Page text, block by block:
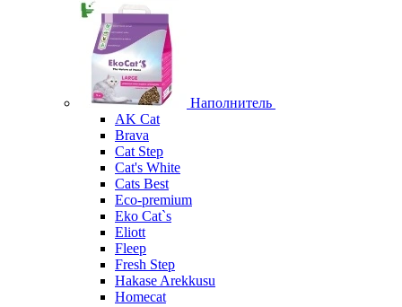
Наполнитель
AK Cat
Brava
Cat Step
Cat's White
Cats Best
Eco-premium
Eko Cat`s
Eliott
Fleep
Fresh Step
Hakase Arekkusu
Homecat